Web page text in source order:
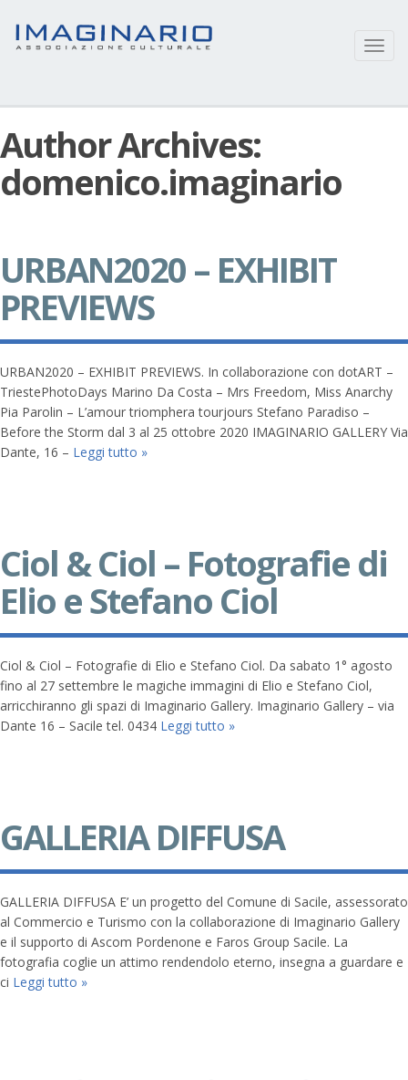
Author Archives:
domenico.imaginario
URBAN2020 – EXHIBIT
PREVIEWS
URBAN2020 – EXHIBIT PREVIEWS. In collaborazione con dotART –
TriestePhotoDays Marino Da Costa – Mrs Freedom, Miss Anarchy
Pia Parolin – L’amour triomphera tourjours Stefano Paradiso –
Before the Storm dal 3 al 25 ottobre 2020 IMAGINARIO GALLERY Via
Dante, 16 – Leggi tutto »
Ciol & Ciol – Fotografie di
Elio e Stefano Ciol
Ciol & Ciol – Fotografie di Elio e Stefano Ciol. Da sabato 1° agosto
fino al 27 settembre le magiche immagini di Elio e Stefano Ciol,
arricchiranno gli spazi di Imaginario Gallery. Imaginario Gallery – via
Dante 16 – Sacile tel. 0434 Leggi tutto »
GALLERIA DIFFUSA
GALLERIA DIFFUSA E’ un progetto del Comune di Sacile, assessorato
al Commercio e Turismo con la collaborazione di Imaginario Gallery
e il supporto di Ascom Pordenone e Faros Group Sacile. La
fotografia coglie un attimo rendendolo eterno, insegna a guardare e
ci Leggi tutto »